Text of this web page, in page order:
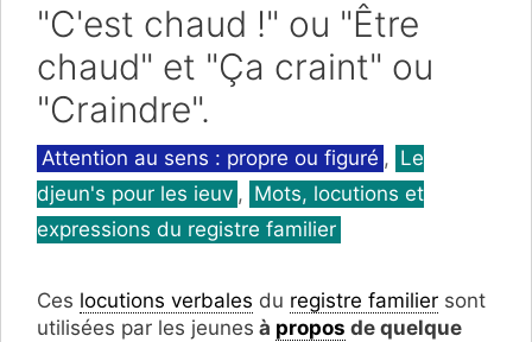
"C'est chaud !" ou "Être
chaud" et "Ça craint" ou
"Craindre".
Catégories
Attention au sens : propre ou figuré , Le
djeun's pour les ieuv , Mots, locutions et
expressions du registre familier
Ces locutions verbales du registre familier sont
utilisées par les jeunes à propos de quelque